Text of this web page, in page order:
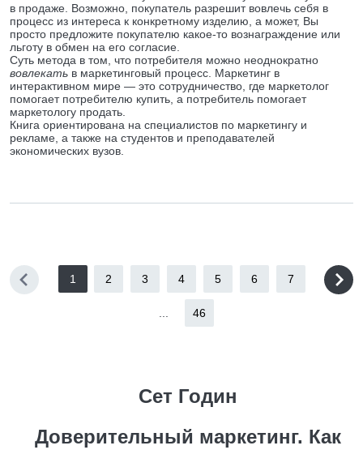
в продаже. Возможно, покупатель разрешит вовлечь себя в
процесс из интереса к конкретному изделию, а может, Вы
просто предложите покупателю какое-то вознаграждение или
льготу в обмен на его согласие.
Суть метода в том, что потребителя можно неоднократно
вовлекать в маркетинговый процесс. Маркетинг в
интерактивном мире — это сотрудничество, где маркетолог
помогает потребителю купить, а потребитель помогает
маркетологу продать.
Книга ориентирована на специалистов по маркетингу и
рекламе, а также на студентов и преподавателей
экономических вузов.
1 2 3 4 5 6 7
46
Сет Годин
Доверительный маркетинг. Как